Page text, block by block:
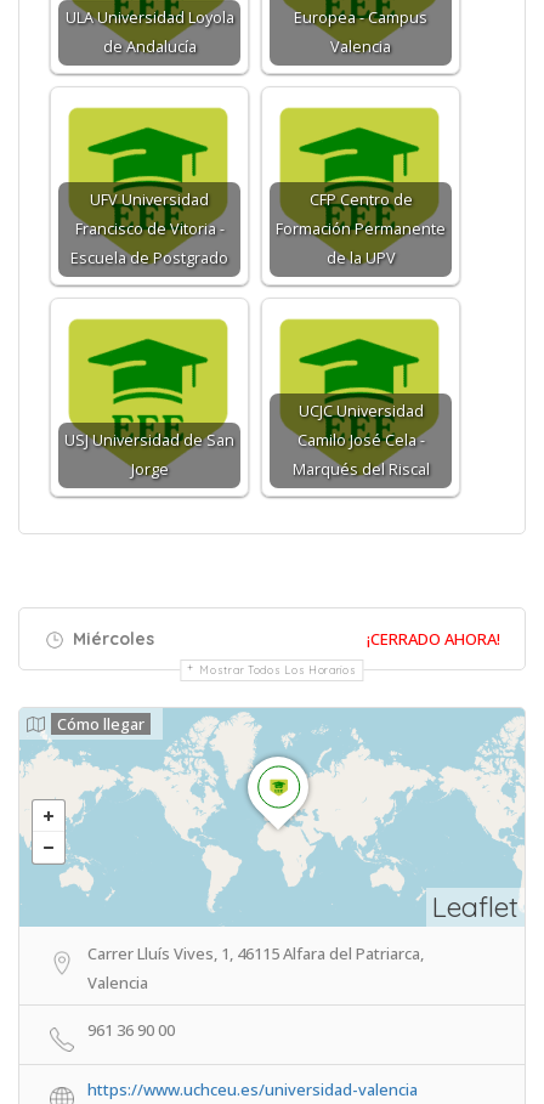
ULA Universidad Loyola
de Andalucía
Europea - Campus
Valencia
UFV Universidad
Francisco de Vitoria -
Escuela de Postgrado
CFP Centro de
Formación Permanente
de la UPV
USJ Universidad de San
Jorge
UCJC Universidad
Camilo José Cela -
Marqués del Riscal
Miércoles ¡CERRADO AHORA!
Mostrar Todos Los Horarios
Leaflet
Cómo llegar
Carrer Lluís Vives, 1, 46115 Alfara del Patriarca,
Valencia
961 36 90 00
https://www.uchceu.es/universidad-valencia